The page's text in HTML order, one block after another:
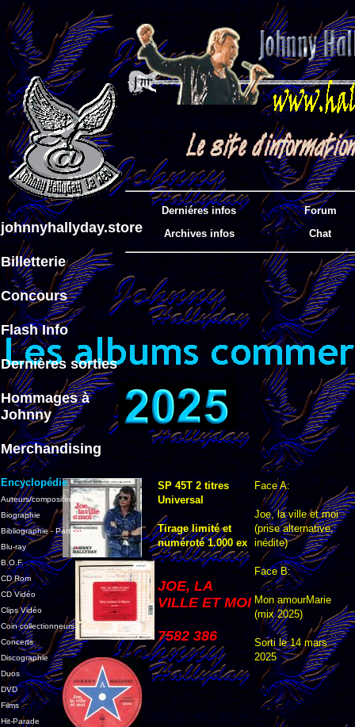
Derniéres infos
Forum
Archives infos
Chat
johnnyhallyday.store
Billetterie
Concours
Flash Info
Dernières sorties
Hommages à
Johnny
Merchandising
Encyclopédie
Auteurs/compositeurs
Biographie
Bibliographie - Partitions
Blu-ray
B.O.F.
CD Rom
CD Vidéo
Clips Vidéo
Coin collectionneurs
Concerts
Discographie
Duos
DVD
Films
Hit-Parade
SP 45T 2 titres
Universal
Tirage limité et
numéroté 1.000 ex
JOE, LA
VILLE ET MOI
7582 386
Face A:
Joe, la ville et moi
(prise alternative,
inédite)
Face B:
Mon amourMarie
(mix 2025)
Sorti le 14 mars
2025